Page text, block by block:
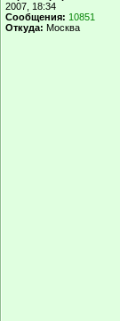
2007, 18:34
Сообщения: 10851
Откуда: Москва